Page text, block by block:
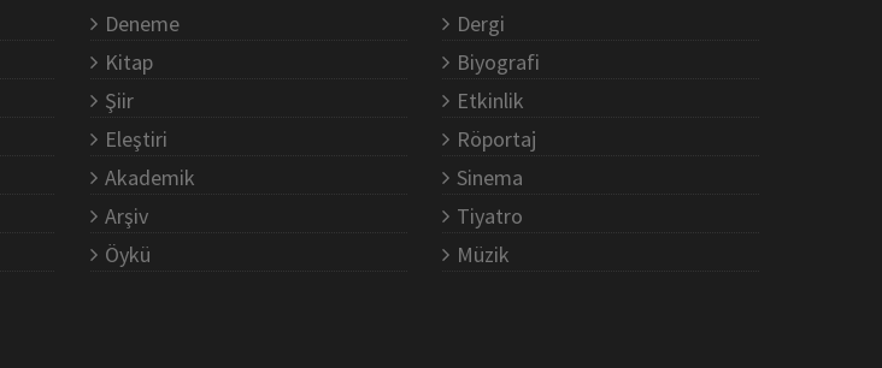
Deneme
Kitap
Şiir
Eleştiri
Akademik
Arşiv
Öykü
Dergi
Biyografi
Etkinlik
Röportaj
Sinema
Tiyatro
Müzik